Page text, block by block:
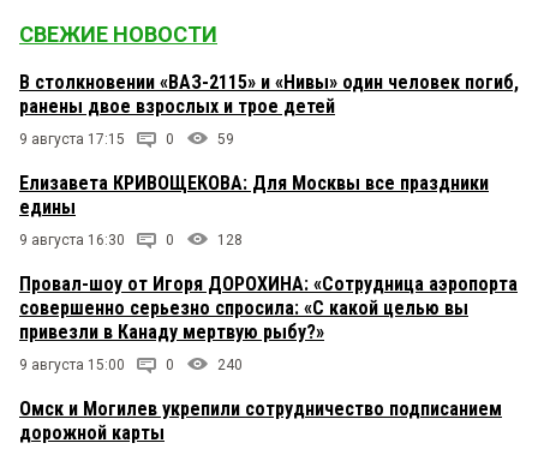
СВЕЖИЕ НОВОСТИ
В столкновении «ВАЗ-2115» и «Нивы» один человек погиб,
ранены двое взрослых и трое детей
9 августа 17:15 0 59
Елизавета КРИВОЩЕКОВА: Для Москвы все праздники
едины
9 августа 16:30 0 128
Провал-шоу от Игоря ДОРОХИНА: «Сотрудница аэропорта
совершенно серьезно спросила: «С какой целью вы
привезли в Канаду мертвую рыбу?»
9 августа 15:00 0 240
Омск и Могилев укрепили сотрудничество подписанием
дорожной карты